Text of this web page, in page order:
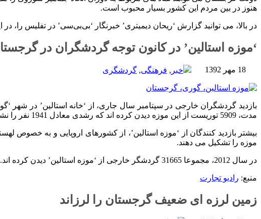
هنوز در بین مردم این کشور بسیار محبوب است.
در بالا، می توانید گزارش ‘ریحان دیمیتری’ خبرنگار ‘بی‌بی‌سی’ در تفلیس را، در
‘موزه استالین’ در کانون توجه گردشگران در
18 مهر 1392 خبر , فرهنگی, گردشگری
مدت، 5909 توریست از این موزه دیدن کرده اند که رشدی معادل 1941 نفر را نشان می دهد.
بیشتر بازدید کنندگان از ‘موزه استالین’، از کشورهای اروپایی و به خصوص
موزه را تشکیل می دهند.
در سال 2012، مجموعا 31665 گردشگر خارجی از ‘موزه استالین’ دیدن کرده اند.
منبع: رادیو تجارت
زمین لرزه ای ضعیف گرجستان را لرزاند